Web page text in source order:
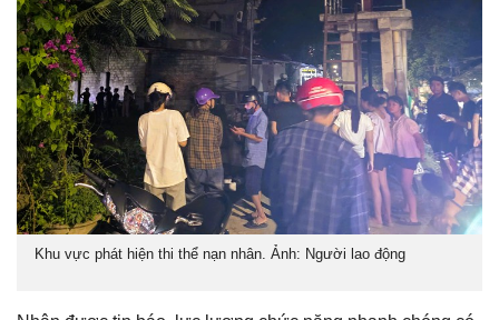
Khu vực phát hiện thi thể nạn nhân. Ảnh: Người lao động